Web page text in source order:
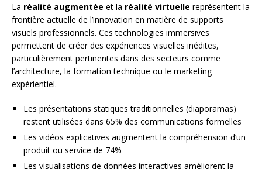
La réalité augmentée et la réalité virtuelle représentent la
frontière actuelle de l’innovation en matière de supports
visuels professionnels. Ces technologies immersives
permettent de créer des expériences visuelles inédites,
particulièrement pertinentes dans des secteurs comme
l’architecture, la formation technique ou le marketing
expérientiel.
Les présentations statiques traditionnelles (diaporamas)
restent utilisées dans 65% des communications formelles
Les vidéos explicatives augmentent la compréhension d’un
produit ou service de 74%
Les visualisations de données interactives améliorent la